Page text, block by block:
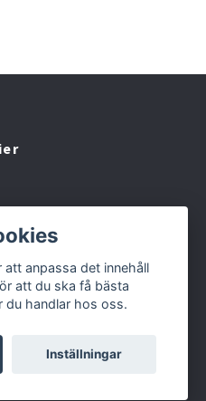
anpassa det innehåll
att du ska få bästa
du handlar hos oss.
Inställningar